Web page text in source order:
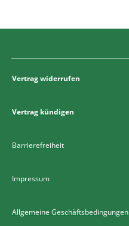
Vertrag widerrufen
Vertrag kündigen
Barrierefreiheit
Impressum
Allgemeine Geschäftsbedingungen